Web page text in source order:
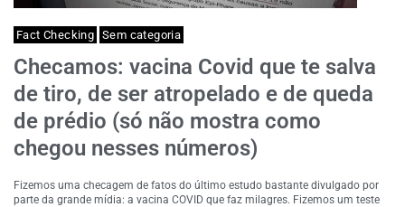
Fact Checking Sem categoria
Checamos: vacina Covid que te salva
de tiro, de ser atropelado e de queda
de prédio (só não mostra como
chegou nesses números)
Fizemos uma checagem de fatos do último estudo bastante divulgado por
parte da grande mídia: a vacina COVID que faz milagres. Fizemos um teste